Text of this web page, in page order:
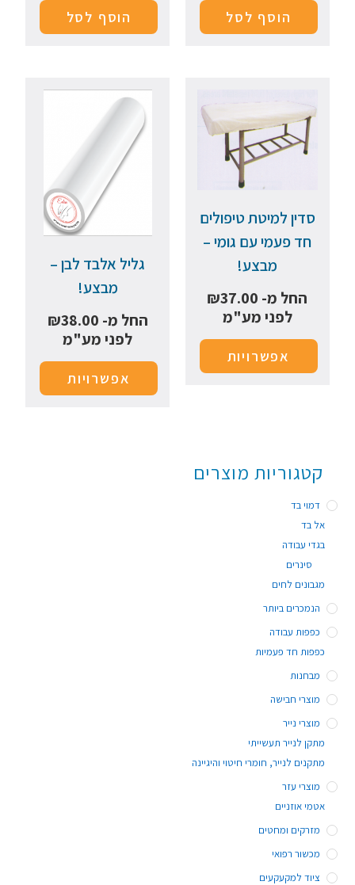
הוסף לסל הוסף לסל
סדין למיטת טיפולים
חד פעמי עם גומי –
מבצע!
החל מ-
₪37.00
לפני מע"מ
אפשרויות
גליל אלבד לבן –
מבצע!
החל מ-
₪38.00
לפני מע"מ
אפשרויות
קטגוריות מוצרים
דמוי בד
אל בד
בגדי עבודה
סינרים
מגבונים לחים
הנמכרים ביותר
כפפות עבודה
כפפות חד פעמיות
מבחנות
מוצרי חבישה
מוצרי נייר
מתקן לנייר תעשייתי
מתקנים לנייר, חומרי חיטוי והיגיינה
מוצרי עזר
אטמי אוזניים
מזרקים ומחטים
מכשור רפואי
ציוד למקעקעים